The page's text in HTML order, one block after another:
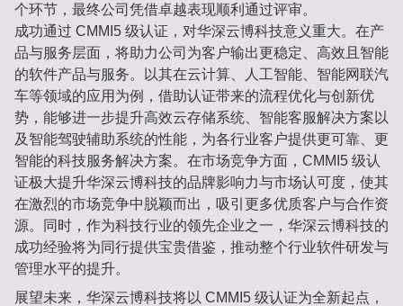
个环节，最终公司凭借卓越表现顺利通过评审。
成功通过 CMMI5 级认证，对华深云博科技意义重大。在产
品与服务层面，将助力公司为客户输出更稳定、高效且智能
的软件产品与服务。以其在云计算、人工智能、智能网联汽
车等领域的应用为例，借助认证带来的流程优化与创新优
势，能够进一步提升高效云存储系统、智能客服解决方案以
及智能驾驶辅助系统的性能，为各行业客户提供更可靠、更
智能的科技服务解决方案。在市场竞争方面，CMMI5 级认
证极大提升华深云博科技的品牌影响力与市场认可度，使其
在激烈的市场竞争中脱颖而出，吸引更多优质客户与合作资
源。同时，作为科技行业的领先企业之一，华深云博科技的
成功经验将为同行提供宝贵借鉴，推动整个行业软件研发与
管理水平的提升。
展望未来，华深云博科技将以 CMMI5 级认证为全新起点，